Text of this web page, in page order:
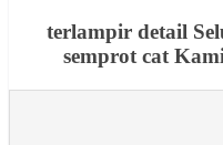
terlampir detail
semprot cat